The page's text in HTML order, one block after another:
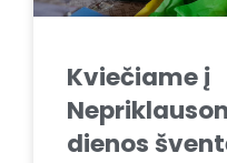
Kviečiame į
dienos